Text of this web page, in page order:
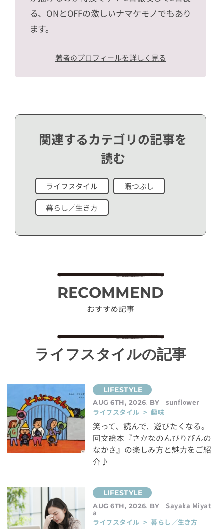
る、ONとOFFの激しいナマケモノでもあり
ます。
著者のプロフィールを詳しく見る
関連するカテゴリの記事を
読む
ライフスタイル 暇つぶし
暮らし／生き方
RECOMMEND
おすすめ記事
ライフスタイルの記事
AUG 6TH, 2026. BY
sunflower
ライフスタイル > 趣味
笑って、読んで、遊びたくなる。
回文絵本『さかなのんびりびんの
なかさ』の楽しみ方と魅力をご紹
介♪
AUG 6TH, 2026. BY Sayaka Miyat
a
ライフスタイル > 暮らし／生き方